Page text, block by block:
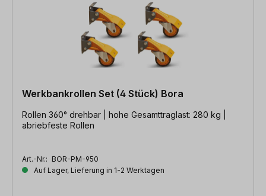
Werkbankrollen Set (4 Stück) Bora
Rollen 360° drehbar | hohe Gesamttraglast: 280 kg |
abriebfeste Rollen
Art.-Nr.: BOR-PM-950
Auf Lager, Lieferung in 1-2 Werktagen